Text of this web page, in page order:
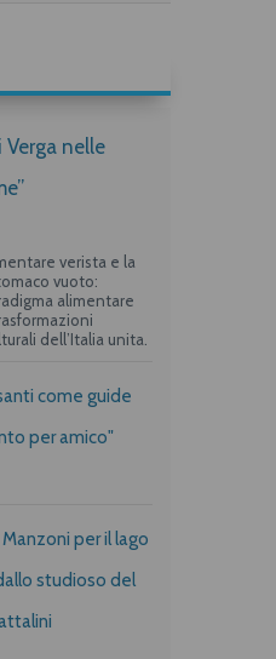
Verga nelle
verista e la
vuoto:
alimentare
dell’Italia unita.
come guide
per amico"
per il lago
studioso del